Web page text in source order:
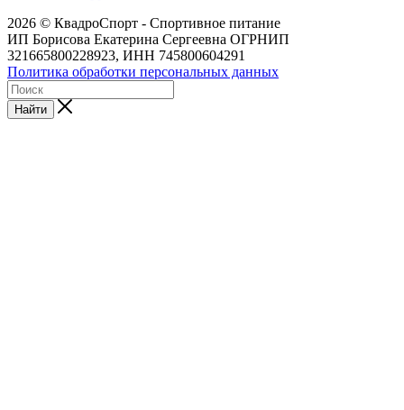
2026 © КвадроСпорт - Спортивное питание
ИП Борисова Екатерина Сергеевна ОГРНИП
321665800228923, ИНН 745800604291
Политика обработки персональных данных
Найти